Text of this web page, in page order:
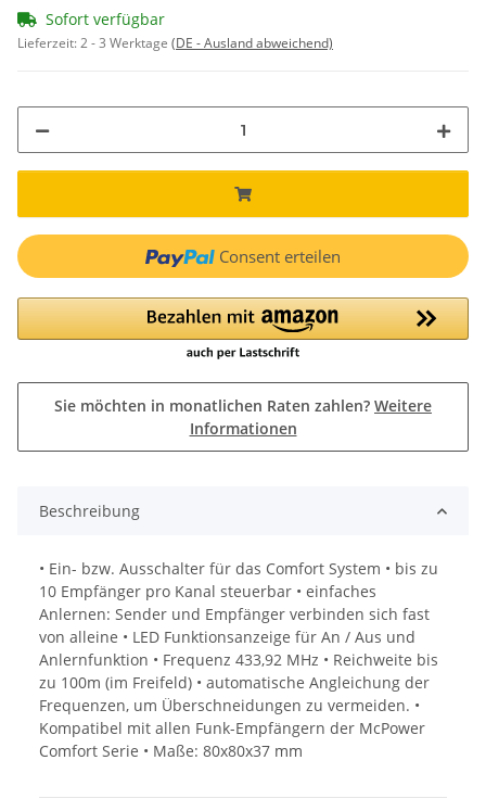
Sofort verfügbar
Lieferzeit:2 - 3 Werktage (DE - Ausland abweichend)
Consent erteilen
Sie möchten in monatlichen Raten zahlen? Weitere
Informationen
Beschreibung
• Ein- bzw. Ausschalter für das Comfort System • bis zu
10 Empfänger pro Kanal steuerbar • einfaches
Anlernen: Sender und Empfänger verbinden sich fast
von alleine • LED Funktionsanzeige für An / Aus und
Anlernfunktion • Frequenz 433,92 MHz • Reichweite bis
zu 100m (im Freifeld) • automatische Angleichung der
Frequenzen, um Überschneidungen zu vermeiden. •
Kompatibel mit allen Funk-Empfängern der McPower
Comfort Serie • Maße: 80x80x37 mm